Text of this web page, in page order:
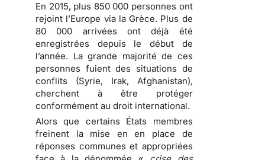
En 2015, plus 850 000 personnes ont
rejoint l’Europe via la Grèce. Plus de
80 000 arrivées ont déjà été
enregistrées depuis le début de
l’année. La grande majorité de ces
personnes fuient des situations de
conflits (Syrie, Irak, Afghanistan),
cherchent à être protéger
conformément au droit international.
Alors que certains États membres
freinent la mise en en place de
réponses communes et appropriées